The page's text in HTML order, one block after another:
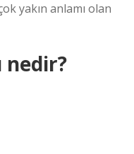
yakın anlamı olan
nedir?